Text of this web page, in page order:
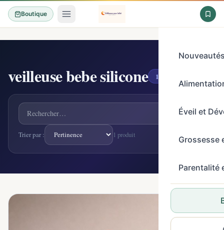
Boutique
Éveil et
Grossesse
Parentalité
veilleuse bebe silicone 1 produit
Rechercher un produit
Trier par : 1 produit